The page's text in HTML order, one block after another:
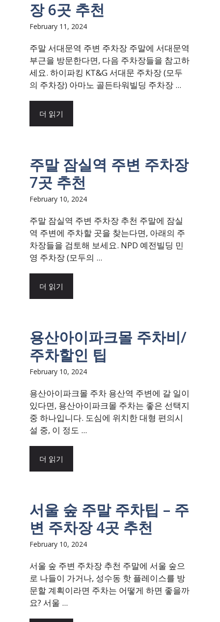
장 6곳 추천
February 11, 2024
주말 서대문역 주변 주차장 주말에 서대문역
부근을 방문한다면, 다음 주차장들을 참고하
세요. 하이파킹 KT&G 서대문 주차장 (모두
의 주차장) 아마노 골든타워빌딩 주차장 ...
더 읽기
주말 잠실역 주변 주차장
7곳 추천
February 10, 2024
주말 잠실역 주변 주차장 추천 주말에 잠실
역 주변에 주차할 곳을 찾는다면, 아래의 주
차장들을 검토해 보세요. NPD 예전빌딩 민
영 주차장 (모두의 ...
더 읽기
용산아이파크몰 주차비/
주차할인 팁
February 10, 2024
용산아이파크몰 주차 용산역 주변에 갈 일이
있다면, 용산아이파크몰 주차는 좋은 선택지
중 하나입니다. 도심에 위치한 대형 편의시
설 중, 이 정도 ...
더 읽기
서울 숲 주말 주차팁 – 주
변 주차장 4곳 추천
February 10, 2024
서울 숲 주변 주차장 추천 주말에 서울 숲으
로 나들이 가거나, 성수동 핫 플레이스를 방
문할 계획이라면 주차는 어떻게 하면 좋을까
요? 서울 ...